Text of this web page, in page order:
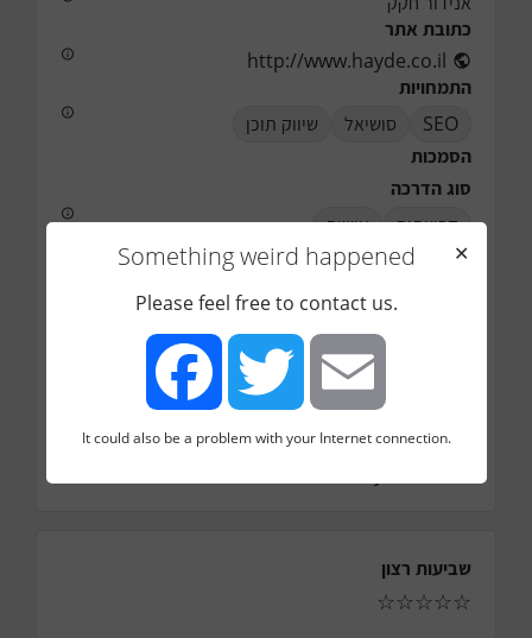
כתובת אתר
http://www.hayde.co.il
התמחויות
SEO
סושיאל
שיווק תוכן
הסמכות
סוג הדרכה
קבוצתית
אישית
מחיר לשעה (החל מ)
איזור פעילות
ירושלים
0526886899
מייל
שביעות רצון
☆
☆
☆
☆
☆
Something weird happened
✕
Please feel free to contact us.
FacebookTwitter Email
It could also be a problem with your Internet connection.